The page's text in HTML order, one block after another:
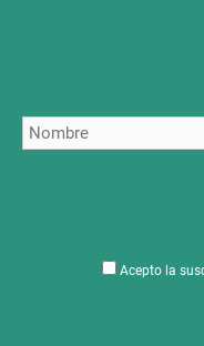
Acepto la